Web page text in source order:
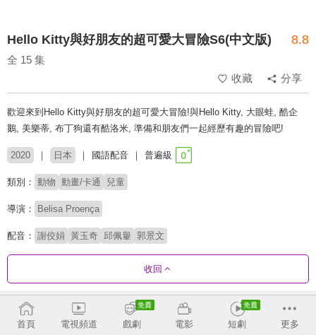
Hello Kitty與好朋友的超可愛大冒險S6(中文版) 8.8
全 15 集
收藏
分享
歡迎來到Hello Kitty與好朋友的超可愛大冒險!與Hello Kitty, 大眼蛙, 酷企
鵝, 美樂蒂, 布丁狗還有酷洛米, 準備和朋友們一起經歷有趣的冒險吧!
2020 日本 國語配音 普遍級
類別： 動物 動畫/卡通 兒童
導演： Belisa Proença
配音： 謝佼娟 黃玉奇 邱佩轝 郭景文
收回
劇集列表 正序 收合
首頁 電視頻道 戲劇 電影 短劇 更多